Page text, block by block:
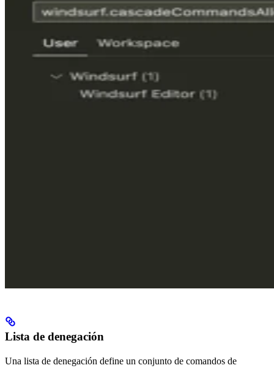
Lista de denegación
Una lista de denegación define un conjunto de comandos de